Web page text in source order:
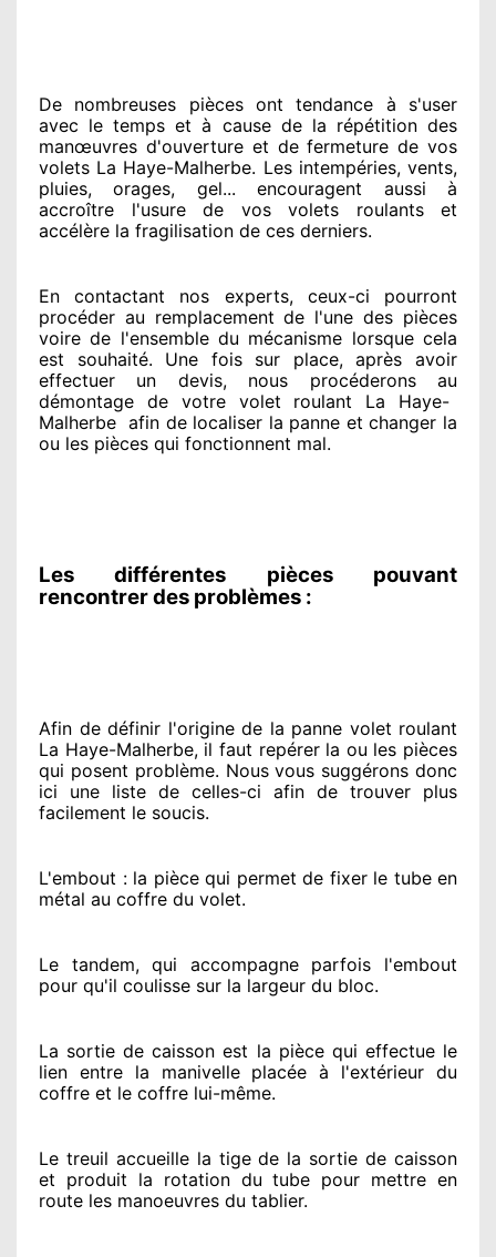
De nombreuses pièces ont tendance à s'user
avec le temps et à causede la répétition des
manœuvres d'ouverture et de fermeture de vos
volets La Haye-Malherbe. Les intempéries, vents,
pluies, orages, gel... encouragent aussi à
accroître l'usure de vos volets roulants et
accélère la fragilisation de ces derniers.
En contactant nos experts, ceux-ci pourront
procéder au remplacement de l'une des pièces
voire de l'ensembledu mécanisme lorsque cela
est souhaité. Une fois sur place, après avoir
effectuer un devis, nous procéderons au
démontage de votre volet roulant La Haye-
Malherbe afin delocaliser la panne et changer la
ou les pièces qui fonctionnent mal.
Les différentes pièces pouvant
rencontrer des problèmes :
Afin de définir l'originede la panne volet roulant
La Haye-Malherbe, il faut repérerla ou les pièces
qui posent problème. Nous vous suggérons donc
ici une liste de celles-ci afin de trouver plus
facilement le soucis.
L'embout : la pièce qui permet de fixer le tube en
métal au coffre du volet.
Le tandem, qui accompagne parfois l'embout
pour qu'il coulisse sur la largeur du bloc.
La sortie de caisson est la pièce qui effectuele
lien entre la manivelle placée à l'extérieur du
coffre et le coffre lui-même.
Le treuil accueille la tige de la sortie de caisson
et produit la rotation du tube pour mettre en
route les manoeuvres du tablier.